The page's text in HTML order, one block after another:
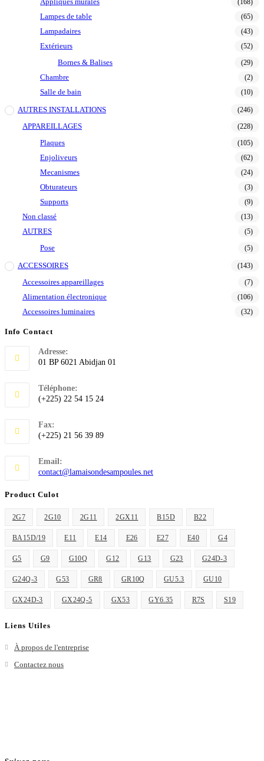
(168)
Lampes de table (65)
Lampadaires (43)
Extérieurs (52)
Bornes & Balises (29)
Chambre (2)
Salle de bain (10)
AUTRES INSTALLATIONS (246)
APPAREILLAGES (228)
Plaques (105)
Enjoliveurs (62)
Mecanismes (24)
Obturateurs (3)
Supports (9)
Non classé (13)
AUTRES (5)
Pose (5)
ACCESSOIRES (143)
Accessoires appareillages (7)
Alimentation électronique (106)
Accessoires luminaires (32)
Info Contact
Adresse:
01 BP 6021 Abidjan 01
Téléphone:
(+225) 22 54 15 24
Fax:
(+225) 21 56 39 89
Email:
contact@lamaisondesampoules.netS’ouvre
Product Culot
2G7 2G10 2G11 2GX11 B15D B22
BA15D/19 E11 E14 E26 E27 E40 G4
G5 G9 G10Q G12 G13 G23 G24D-3
G24Q-3 G53 GR8 GR10Q GU5.3 GU10
GX24D-3 GX24Q-5 GX53 GY6.35 R7S S19
Liens Utiles
À propos de l'entreprise
Contactez nous